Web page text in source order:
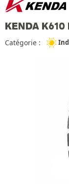
KENDA K610
Catégorie :